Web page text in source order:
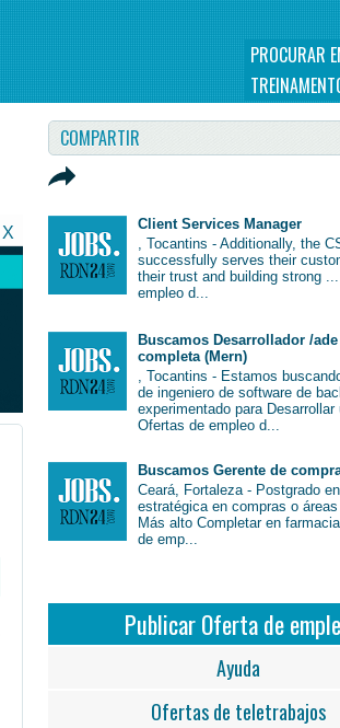
PROCURAR
X
COMPARTIR
Client Services Manager
, Tocantins - Additionally, the
successfully serves their
their trust and building strong
empleo d...
Buscamos Desarrollador /
completa (Mern)
, Tocantins - Estamos
de ingeniero de software de
experimentado para Desarrollar
Ofertas de empleo d...
Buscamos Gerente de
Ceará, Fortaleza - Postgrado
estratégica en compras o
Más alto Completar en
de emp...
Publicar Oferta de
Ayuda
Ofertas de teletrabajos